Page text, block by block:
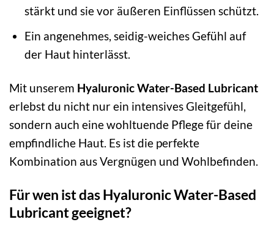
stärkt und sie vor äußeren Einflüssen schützt.
Ein angenehmes, seidig-weiches Gefühl auf
der Haut hinterlässt.
Mit unserem Hyaluronic Water-Based Lubricant
erlebst du nicht nur ein intensives Gleitgefühl,
sondern auch eine wohltuende Pflege für deine
empfindliche Haut. Es ist die perfekte
Kombination aus Vergnügen und Wohlbefinden.
Für wen ist das Hyaluronic Water-Based
Lubricant geeignet?